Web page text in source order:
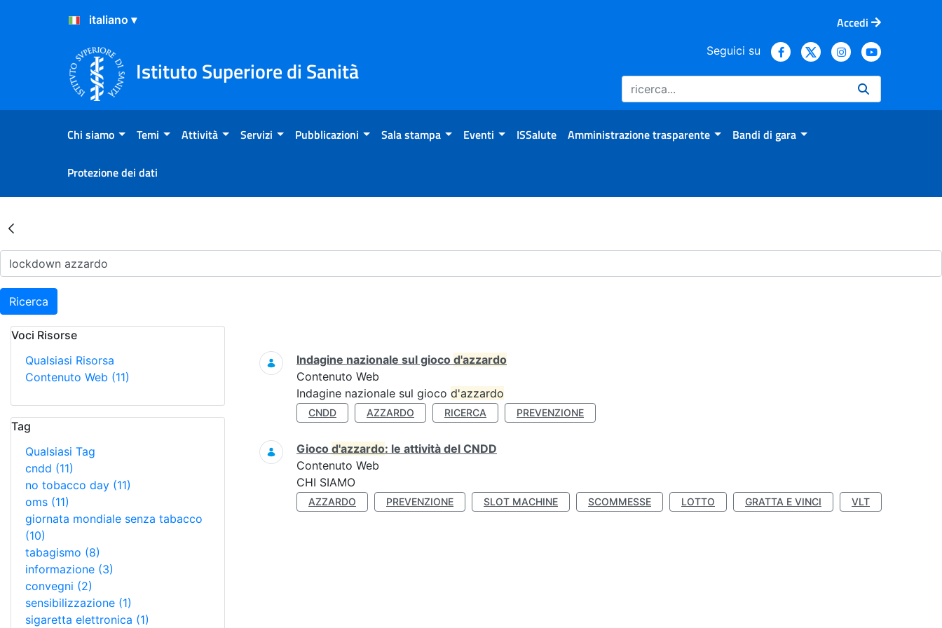
Salta al Contenuto
Salta al Footer
Accedi
Istituto Superiore di Sanità
Seguici su
Chi siamo Temi Attività Servizi Pubblicazioni Sala stampa Eventi ISSalute Amministrazione trasparente Bandi di gara
Protezione dei dati
Risultati della Ricerca - Archivio
Ricerca
Voci Risorse
Qualsiasi Risorsa
Contenuto Web (11)
Tag
Qualsiasi Tag
cndd (11)
no tobacco day (11)
oms (11)
giornata mondiale senza tabacco
(10)
tabagismo (8)
informazione (3)
convegni (2)
sensibilizzazione (1)
sigaretta elettronica (1)
Ricerca
Indagine nazionale sul gioco d'azzardo
Contenuto Web
Indagine nazionale sul gioco d'azzardo
CNDD AZZARDO RICERCA PREVENZIONE
Gioco d'azzardo: le attività del CNDD
Contenuto Web
CHI SIAMO
AZZARDO PREVENZIONE SLOT MACHINE SCOMMESSE LOTTO GRATTA E VINCI VLT